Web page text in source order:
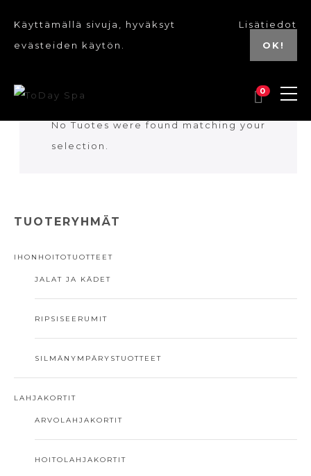
Käyttämällä sivuja, hyväksyt
evästeiden käytön.
Lisätiedot
OK!
0
No Tuotes were found matching your
selection.
TUOTERYHMÄT
IHONHOITOTUOTTEET
JALAT JA KÄDET
RIPSISEERUMIT
SILMÄNYMPÄRYSTUOTTEET
LAHJAKORTIT
ARVOLAHJAKORTIT
HOITOLAHJAKORTIT